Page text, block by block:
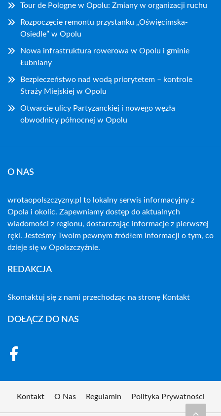
Tour de Pologne w Opolu: Zmiany w organizacji ruchu
Rozpoczęcie remontu przystanku „Oświęcimska-
Osiedle” w Opolu
Nowa infrastruktura rowerowa w Opolu i gminie
Łubniany
Bezpieczeństwo nad wodą priorytetem – kontrole
Straży Miejskiej w Opolu
Otwarcie ulicy Partyzanckiej i nowego węzła
obwodnicy północnej w Opolu
O NAS
wrotaopolszczyzny.pl to lokalny serwis informacyjny z
Opola i okolic. Zapewniamy dostęp do aktualnych
wiadomości z regionu, dostarczając informacje z pierwszej
ręki. Jesteśmy Twoim pewnym źródłem informacji o tym, co
dzieje się w Opolszczyźnie.
REDAKCJA
Skontaktuj się z nami przechodząc na stronę Kontakt
DOŁĄCZ DO NAS
Kontakt O Nas Regulamin Polityka Prywatności